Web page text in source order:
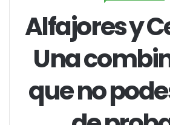
Alfajores y
Una
que no